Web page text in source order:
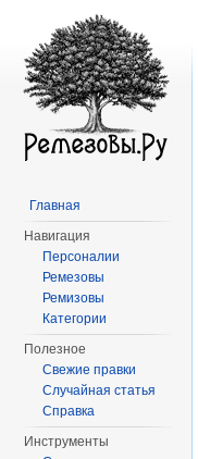
Главная
Навигация
Персоналии
Ремезовы
Ремизовы
Категории
Полезное
Свежие правки
Случайная статья
Справка
Инструменты